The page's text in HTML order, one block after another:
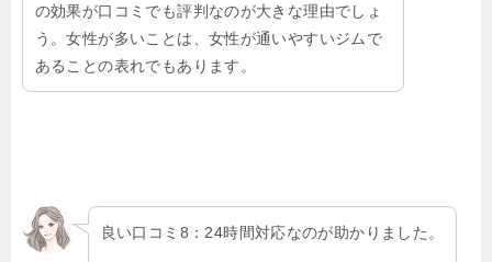
の効果が口コミでも評判なのが大きな理由でしょ
う。女性が多いことは、女性が通いやすいジムで
あることの表れでもあります。
良い口コミ8：24時間対応なのが助かりました。